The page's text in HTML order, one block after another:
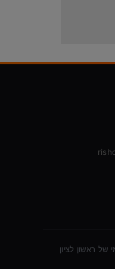
ראשון לציון